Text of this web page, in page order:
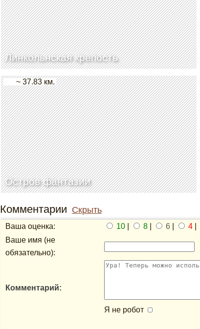
Линкольнская крепость
Остров фантазии
~ 37.83 км.
Комментарии Скрыть
Ваша оценка: 10| 8| 6| 4|
Ваше имя (не
обязательно):
Комментарий:
Я не робот